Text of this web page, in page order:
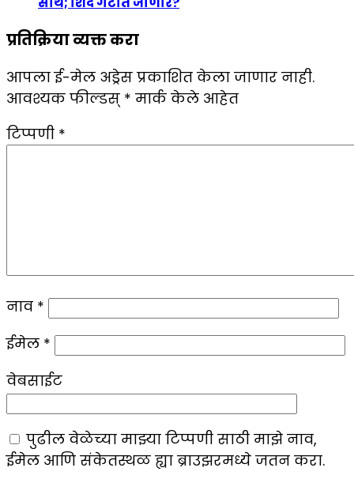
प्रतिक्रिया व्यक्त करा
आपला ई-मेल अड्रेस प्रकाशित केला जाणार नाही.
आवश्यक फील्डस् * मार्क केले आहेत
टिप्पणी *
नाव *
ईमेल *
वेबसाईट
पुढील वेळेच्या माझ्या टिप्पणी साठी माझे नाव,
ईमेल आणि संकेतस्थळ ह्या ब्राउझरमध्ये जतन करा.